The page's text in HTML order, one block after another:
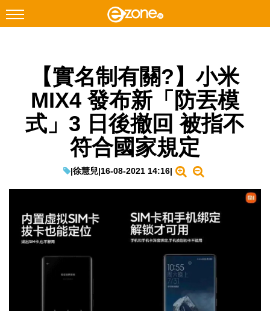
Facebook Instagram
科技焦點
網絡生活
EduTech
IT Times
生成式AI與雲端應用
Enterprise Digital Transformation
【實名制有關?】小米
MIX4 發布新「防丟模
式」3 日後撤回 被指不
符合國家規定
|徐慧兒|16-08-2021 14:16|